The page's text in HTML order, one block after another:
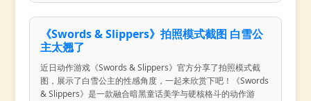
《Swords & Slippers》拍照模式截图 白雪公
主太翘了
近日动作游戏《Swords & Slippers》官方分享了拍照模式截
图，展示了白雪公主的性感角度，一起来欣赏下吧！《Swords
& Slippers》是一款融合暗黑童话美学与硬核格斗的动作游